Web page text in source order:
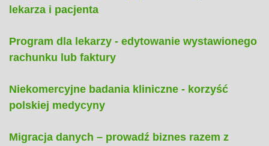
lekarza i pacjenta
Program dla lekarzy - edytowanie wystawionego
rachunku lub faktury
Niekomercyjne badania kliniczne - korzyść
polskiej medycyny
Migracja danych – prowadź biznes razem z